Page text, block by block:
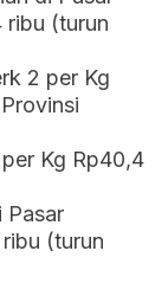
ribu (turun
2 per Kg
Kg Rp40,4
Pasar
(turun